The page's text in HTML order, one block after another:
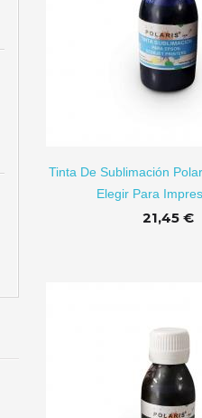
1,59 €
Lámina De Imán
Adhesiva...
Azulejo De
Cerámica...
Tinta De Sublimación
Elegir Para
21,45 €